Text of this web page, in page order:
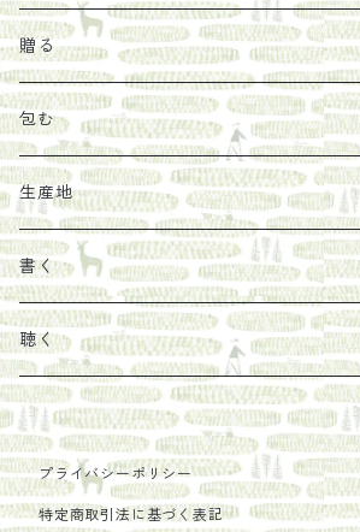
オリーブオイル
その他
マスコバド糖
しょうがパウダー
野菜・果物
新しょうが
レモン
ヘチマたわし
陶器
馬目隆宏
絵
タンブラー
贈り物に勧めたい絵本
紀伊半島ブックマルシェ関連本
らくだ舎出帆室の参考本など
新刊では販売しづらくなった本を巡らせて
古本や自由価格本から探す
らくだ舎出帆室
リトルプレス
mario books
タイドラー
Sakumag
地下BOOKS
疋田千里
海外出版社
古本
あ行
明石書店
赤々舎
か行
偕成社
さ行
贈る
包装
ギフトセット
カレンダー
カップ
ステッカー
包む
生産地
色川
そこそこ農園
農家民泊JUGEM
だものみち
フィリピン
パレスチナ
インドネシア
書く
カムワッカ
らくだ舎
ポストカード
聴く
里
COLECTIVO ALTEPE
プライバシーポリシー
特定商取引法に基づく表記